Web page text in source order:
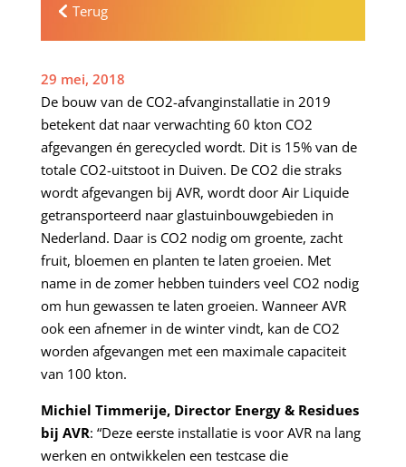
Terug
29 mei, 2018
De bouw van de CO2-afvanginstallatie in 2019
betekent dat naar verwachting 60 kton CO2
afgevangen én gerecycled wordt. Dit is 15% van de
totale CO2-uitstoot in Duiven. De CO2 die straks
wordt afgevangen bij AVR, wordt door Air Liquide
getransporteerd naar glastuinbouwgebieden in
Nederland. Daar is CO2 nodig om groente, zacht
fruit, bloemen en planten te laten groeien. Met
name in de zomer hebben tuinders veel CO2 nodig
om hun gewassen te laten groeien. Wanneer AVR
ook een afnemer in de winter vindt, kan de CO2
worden afgevangen met een maximale capaciteit
van 100 kton.
Michiel Timmerije, Director Energy & Residues
bij AVR: “Deze eerste installatie is voor AVR na lang
werken en ontwikkelen een testcase die